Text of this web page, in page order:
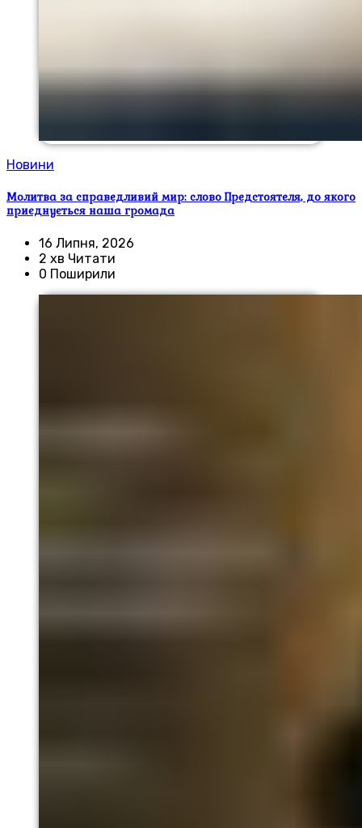
Новини
Молитва за справедливий мир: слово Предстоятеля, до якого
приєднується наша громада
16 Липня, 2026
2 хв Читати
0 Поширили